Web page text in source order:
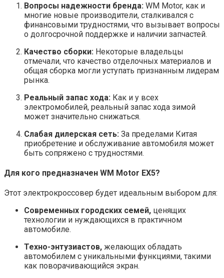
Вопросы надежности бренда: WM Motor, как и
многие новые производители, сталкивался с
финансовыми трудностями, что вызывает вопросы
о долгосрочной поддержке и наличии запчастей.
Качество сборки: Некоторые владельцы
отмечали, что качество отделочных материалов и
общая сборка могли уступать признанным лидерам
рынка.
Реальный запас хода: Как и у всех
электромобилей, реальный запас хода зимой
может значительно снижаться.
Слабая дилерская сеть: За пределами Китая
приобретение и обслуживание автомобиля может
быть сопряжено с трудностями.
Для кого предназначен WM Motor EX5?
Этот электрокроссовер будет идеальным выбором для:
Современных городских семей, ценящих
технологии и нуждающихся в практичном
автомобиле.
Техно-энтузиастов, желающих обладать
автомобилем с уникальными функциями, такими
как поворачивающийся экран.